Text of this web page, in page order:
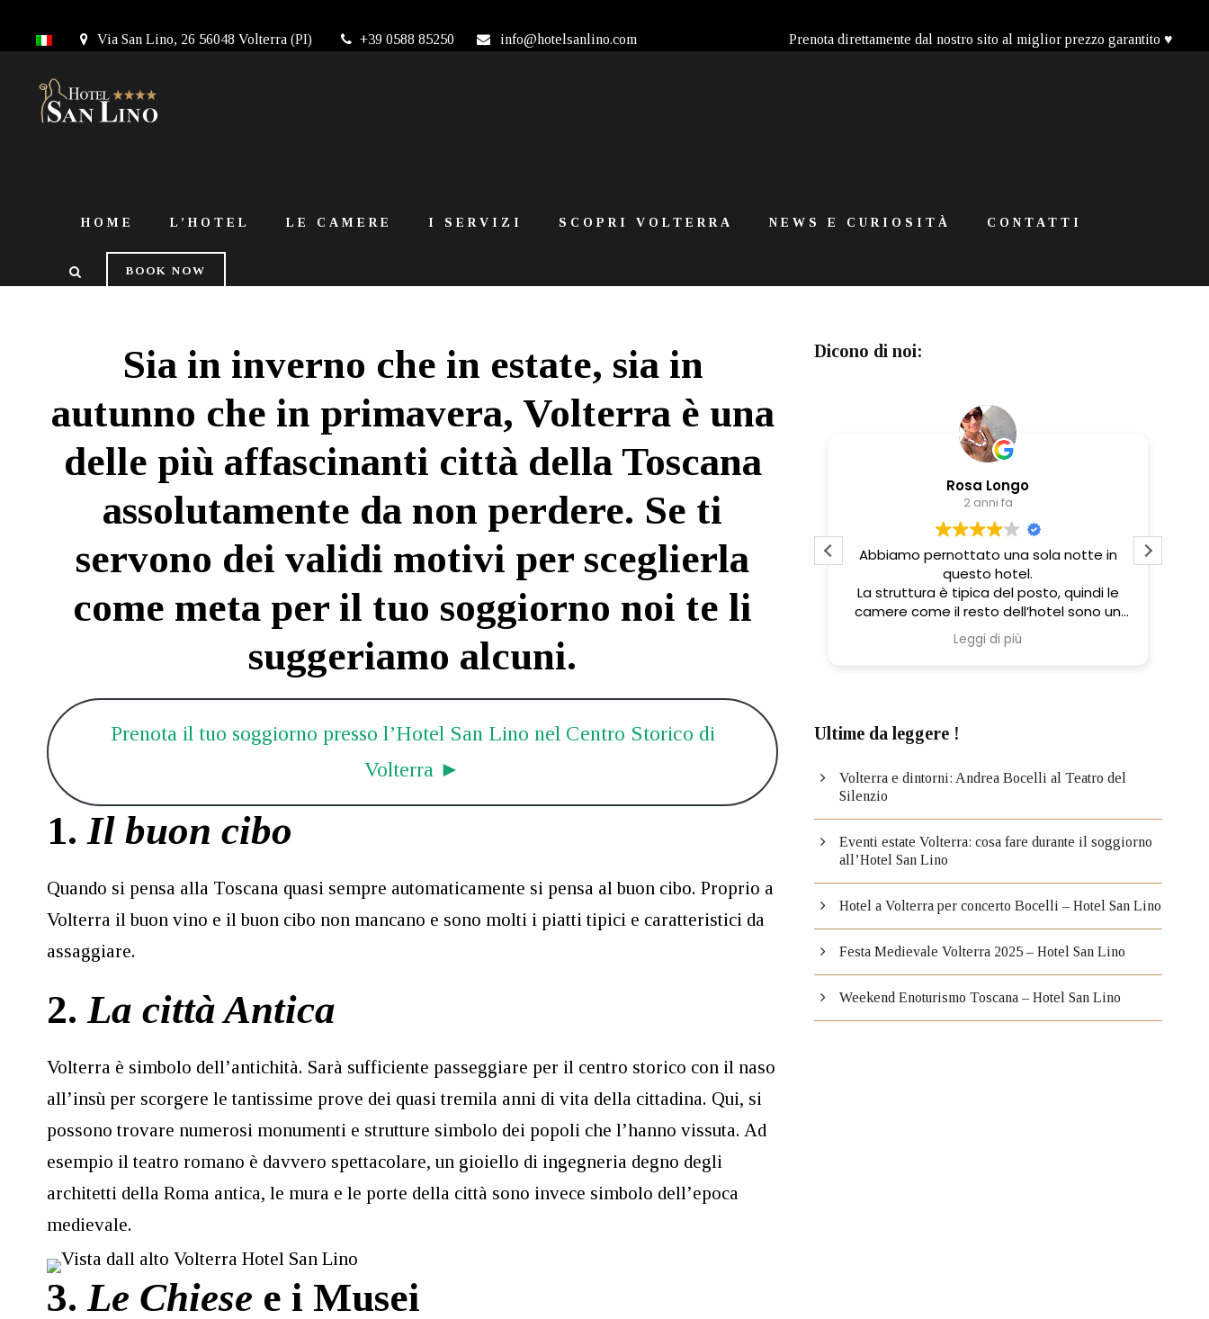
Via San Lino, 26 56048 Volterra (PI) +39 0588 85250 info@hotelsanlino.com Prenota direttamente dal nostro sito al miglior prezzo garantito ♥
HOME L’HOTEL LE CAMERE I SERVIZI SCOPRI VOLTERRA NEWS E CURIOSITÀ CONTATTI
BOOK NOW
Sia in inverno che in estate, sia in
autunno che in primavera, Volterra è una
delle più affascinanti città della Toscana
assolutamente da non perdere. Se ti
servono dei validi motivi per sceglierla
come meta per il tuo soggiorno noi te li
suggeriamo alcuni.
Prenota il tuo soggiorno presso l’Hotel San Lino nel Centro Storico di
Volterra ►
1.Il buon cibo
Quando si pensa alla Toscana quasi sempre automaticamente si pensa al buon cibo. Proprio a
Volterra il buon vino e il buon cibo non mancano e sono molti i piatti tipici e caratteristici da
assaggiare.
2. La città Antica
Volterra è simbolo dell’antichità. Sarà sufficiente passeggiare per il centro storico con il naso
all’insù per scorgere le tantissime prove dei quasi tremila anni di vita della cittadina. Qui, si
possono trovare numerosi monumenti e strutture simbolo dei popoli che l’hanno vissuta. Ad
esempio il teatro romano è davvero spettacolare, un gioiello di ingegneria degno degli
architetti della Roma antica, le mura e le porte della città sono invece simbolo dell’epoca
medievale.
3. Le Chiese e i Musei
Dicono di noi:
2 anni fa
Bellissimo albergo in centro città, con
piscina e servizio bar.
Rosa Longo
2 anni fa
Abbiamo pernottato una sola notte in
questo hotel.
La struttura è tipica del posto, quindi le
camere come il resto dell’hotel sono un
pó datate (i bagni soprattutto!)
Il sevizio è cortese, buona la pulizia dei
Leggi di più
Ultime da leggere !
Volterra e dintorni: Andrea Bocelli al Teatro del
Silenzio
Eventi estate Volterra: cosa fare durante il soggiorno
all’Hotel San Lino
Hotel a Volterra per concerto Bocelli – Hotel San Lino
Festa Medievale Volterra 2025 – Hotel San Lino
Weekend Enoturismo Toscana – Hotel San Lino